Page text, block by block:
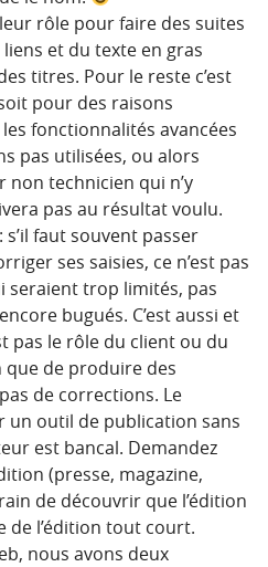
rôle pour faire des suites
et du texte en gras
titres. Pour le reste c’est
pour des raisons
fonctionnalités avancées
pas utilisées, ou alors
technicien qui n’y
pas au résultat voulu.
faut souvent passer
ses saisies, ce n’est pas
seraient trop limités, pas
bugués. C’est aussi et
pas le rôle du client ou du
de produire des
de corrections. Le
outil de publication sans
est bancal. Demandez
(presse, magazine,
de découvrir que l’édition
de l’édition tout court.
nous avons deux